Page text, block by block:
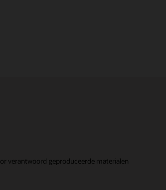
verantwoord geproduceerde materialen